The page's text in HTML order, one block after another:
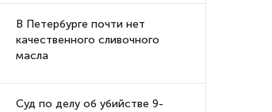
В Петербурге почти нет
качественного сливочного
масла
Суд по делу об убийстве 9-